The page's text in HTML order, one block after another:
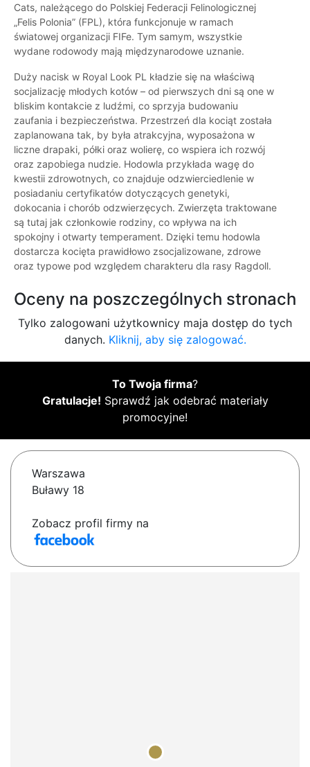
Cats, należącego do Polskiej Federacji Felinologicznej
„Felis Polonia” (FPL), która funkcjonuje w ramach
światowej organizacji FIFe. Tym samym, wszystkie
wydane rodowody mają międzynarodowe uznanie.
Duży nacisk w Royal Look PL kładzie się na właściwą
socjalizację młodych kotów – od pierwszych dni są one w
bliskim kontakcie z ludźmi, co sprzyja budowaniu
zaufania i bezpieczeństwa. Przestrzeń dla kociąt została
zaplanowana tak, by była atrakcyjna, wyposażona w
liczne drapaki, półki oraz wolierę, co wspiera ich rozwój
oraz zapobiega nudzie. Hodowla przykłada wagę do
kwestii zdrowotnych, co znajduje odzwierciedlenie w
posiadaniu certyfikatów dotyczących genetyki,
dokocania i chorób odzwierzęcych. Zwierzęta traktowane
są tutaj jak członkowie rodziny, co wpływa na ich
spokojny i otwarty temperament. Dzięki temu hodowla
dostarcza kocięta prawidłowo zsocjalizowane, zdrowe
oraz typowe pod względem charakteru dla rasy Ragdoll.
Oceny na poszczególnych stronach
Tylko zalogowani użytkownicy maja dostęp do tych
danych. Kliknij, aby się zalogować.
To Twoja firma?
Gratulacje! Sprawdź jak odebrać materiały
promocyjne!
Warszawa
Buławy 18
Zobacz profil firmy na